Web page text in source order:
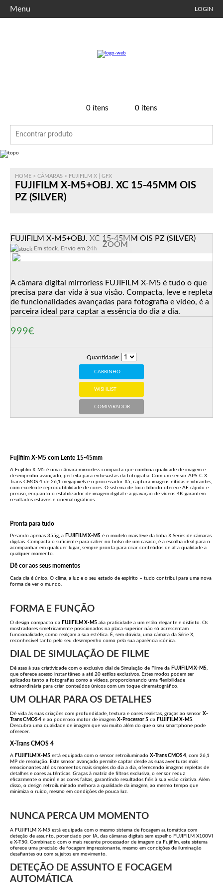
Menu LOGIN
0ítens 0ítens
HOME > CÂMARAS > FUJIFILM X | GFX
FUJIFILM X-M5+OBJ. XC 15-45MM OIS
PZ (SILVER)
FUJIFILM X-M5+OBJ. XC 15-45MM OIS PZ (SILVER)
Em stock. Envio em 24h ZOOM
A câmara digital mirrorless FUJIFILM X-M5 é tudo o que
precisa para dar vida à sua visão. Compacta, leve e repleta
de funcionalidades avançadas para fotografia e vídeo, é a
parceira ideal para captar a essência do dia a dia.
999€
Quantidade:
CARRINHO
WISHLIST
COMPARADOR
Fujifilm X-M5 com Lente 15-45mm
A Fujifilm X-M5 é uma câmara mirrorless compacta que combina qualidade de imagem e
desempenho avançado, perfeita para entusiastas da fotografia. Com um sensor APS-C X-
Trans CMOS 4 de 26,1 megapixels e o processador X5, captura imagens nítidas e vibrantes,
com excelente reprodutibilidade de cores. O sistema de foco híbrido oferece AF rápido e
preciso, enquanto o estabilizador de imagem digital e a gravação de vídeos 4K garantem
resultados estáveis e cinematográficos.
Pronta para tudo
Pesando apenas 355g, a FUJIFILM X-M5 é o modelo mais leve da linha X Series de câmaras
digitais. Compacta o suficiente para caber no bolso de um casaco, é a escolha ideal para o
acompanhar em qualquer lugar, sempre pronta para criar conteúdos de alta qualidade a
qualquer momento.
Dê cor aos seus momentos
Cada dia é único. O clima, a luz e o seu estado de espírito – tudo contribui para uma nova
forma de ver o mundo.
FORMA E FUNÇÃO
O design compacto da FUJIFILM X-M5 alia praticidade a um estilo elegante e distinto. Os
mostradores simetricamente posicionados na placa superior não só acrescentam
funcionalidade, como realçam a sua estética. É, sem dúvida, uma câmara da Série X,
reconhecível tanto pelo seu desempenho como pela sua aparência icónica.
DIAL DE SIMULAÇÃO DE FILME
Dê asas à sua criatividade com o exclusivo dial de Simulação de Filme da FUJIFILM X-M5
que oferece acesso instantâneo a até 20 estilos exclusivos. Estes modos podem ser
aplicados tanto a fotografias como a vídeos, proporcionando uma flexibilidade
extraordinária para criar conteúdos únicos com um toque cinematográfico.
UM OLHAR PARA OS DETALHES
Dê vida às suas criações com profundidade, textura e cores realistas, graças ao sensor X-
Trans CMOS 4 e ao poderoso motor de imagem X-Processor 5 da FUJIFILM X-M5
Descubra uma qualidade de imagem que vai muito além do que o seu smartphone pode
oferecer.
X-Trans CMOS 4
A FUJIFILM X-M5 está equipada com o sensor retroiluminado X-Trans CMOS 4, com 26,1
MP de resolução. Este sensor avançado permite captar desde as suas aventuras mais
emocionantes até os momentos mais simples do dia a dia, oferecendo imagens repletas de
detalhes e cores autênticas. Graças à matriz de filtros exclusiva, o sensor reduz
eficazmente o moiré e as cores falsas, garantindo resultados fiéis à sua visão criativa. Além
disso, o design retroiluminado melhora a qualidade da imagem, ao mesmo tempo que
minimiza o ruído, mesmo em condições de pouca luz.
NUNCA PERCA UM MOMENTO
A FUJIFILM X-M5 está equipada com o mesmo sistema de focagem automática com
deteção de assunto, potenciado por IA, das câmaras digitais sem espelho FUJIFILM X100VI
e X-T50. Combinado com o mais recente processador de imagem da Fujifilm, este sistema
oferece uma precisão de focagem impressionante, mesmo em condições de iluminação
desafiantes ou com sujeitos em movimento.
DETEÇÃO DE ASSUNTO E FOCAGEM
AUTOMÁTICA